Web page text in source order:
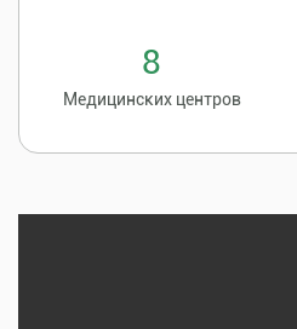
8
Медицинских центров